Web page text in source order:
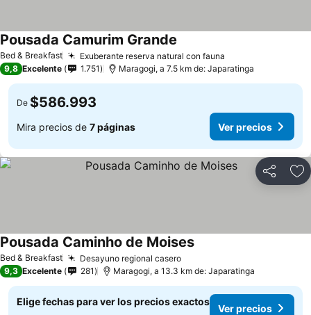
Bed & Breakfast Exuberante reserva natural con fauna
Pousada Camurim Grande
9,8 Excelente 1.751 Maragogi, a 7.5 km de: Japaratinga
De $586.993
Mira precios de 7 páginas Ver precios
Compartir
Bed & Breakfast Desayuno regional caseroVer precios
Pousada Caminho de MoisesVer precios
9,3 Excelente 281 Maragogi, a 13.3 km de: Japaratinga
Elige fechas para ver los precios exactos
Ver precios